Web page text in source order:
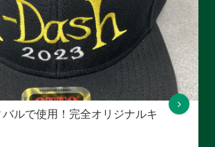
ルで使用！完全オリジナルキ